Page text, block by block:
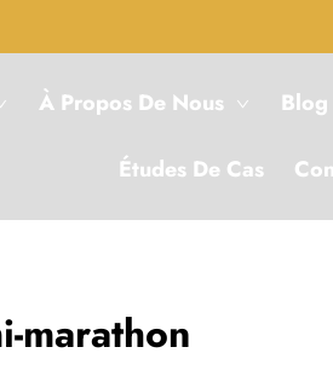
À Propos De Nous
Études De Cas
marathon